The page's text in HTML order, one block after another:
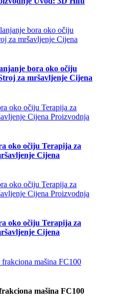
bora oko očiju
za mršavljenje Cijena
oko očiju Terapija za
Cijena
oko očiju Terapija za
Cijena
mašina FC100